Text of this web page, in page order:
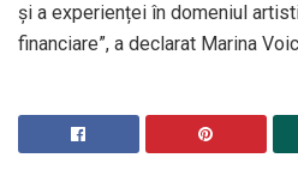
și a experienței în domeniul
financiare”, a declarat Marina